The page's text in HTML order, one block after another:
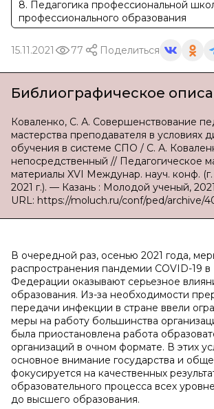
8. Педагогика профессиональной
профессионального образования
15.11.2021 77 Поделиться
Библиографическое
Коваленко, С. А. Совершенствование
мастерства преподавателя в условиях
обучения в системе СПО / С. А.
непосредственный // Педагогическое
материалы XVI Междунар. науч. конф.
2021 г.). — Казань : Молодой ученый,
URL: https://moluch.ru/conf/ped/archive/
В очередной раз, осенью 2021 года,
распространения пандемии COVID-19
Федерации оказывают серьезное
образования. Из-за необходимости
передачи инфекции в стране ввели
меры на работу большинства
была приостановлена работа
организаций в очном формате. В этих
основное внимание государства и
фокусируется на качественных
образовательного процесса всех
до высшего образования.